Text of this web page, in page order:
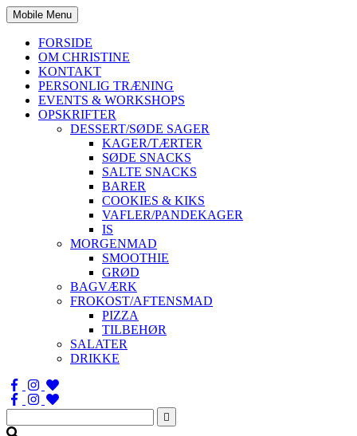
Mobile Menu
FORSIDE
OM CHRISTINE
KONTAKT
PERSONLIG TRÆNING
EVENTS & WORKSHOPS
OPSKRIFTER
DESSERT/SØDE SAGER
KAGER/TÆRTER
SØDE SNACKS
SALTE SNACKS
BARER
COOKIES & KIKS
VAFLER/PANDEKAGER
IS
MORGENMAD
SMOOTHIE
GRØD
BAGVÆRK
FROKOST/AFTENSMAD
PIZZA
TILBEHØR
SALATER
DRIKKE
Søg
efter: